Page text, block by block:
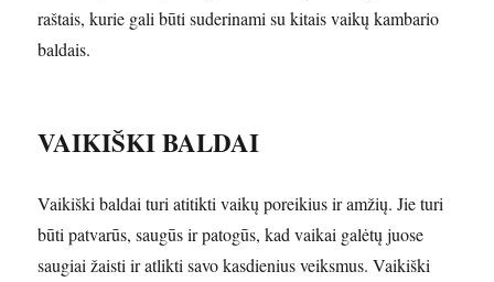
raštais, kurie gali būti suderinami su kitais vaikų kambario
baldais.
VAIKIŠKI BALDAI
Vaikiški baldai turi atitikti vaikų poreikius ir amžių. Jie turi
būti patvarūs, saugūs ir patogūs, kad vaikai galėtų juose
saugiai žaisti ir atlikti savo kasdienius veiksmus. Vaikiški